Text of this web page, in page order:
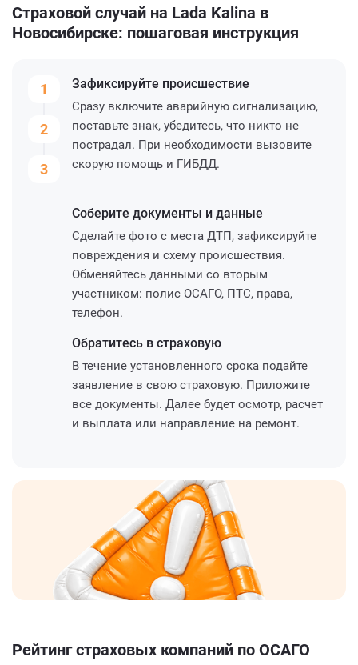
Страховой случай на Lada Kalina в
Новосибирске: пошаговая инструкция
1
2
3
Зафиксируйте происшествие
Сразу включите аварийную сигнализацию,
поставьте знак, убедитесь, что никто не
пострадал. При необходимости вызовите
скорую помощь и ГИБДД.
Соберите документы и данные
Сделайте фото с места ДТП, зафиксируйте
повреждения и схему происшествия.
Обменяйтесь данными со вторым
участником: полис ОСАГО, ПТС, права,
телефон.
Обратитесь в страховую
В течение установленного срока подайте
заявление в свою страховую. Приложите
все документы. Далее будет осмотр, расчет
и выплата или направление на ремонт.
Рейтинг страховых компаний по ОСАГО